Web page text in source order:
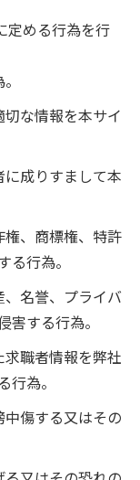
定める行為を行
な情報を本サイ
成りすまして本
、商標権、特許
る行為。
名誉、プライバ
害する行為。
職者情報を弊社
行為。
傷する又はその